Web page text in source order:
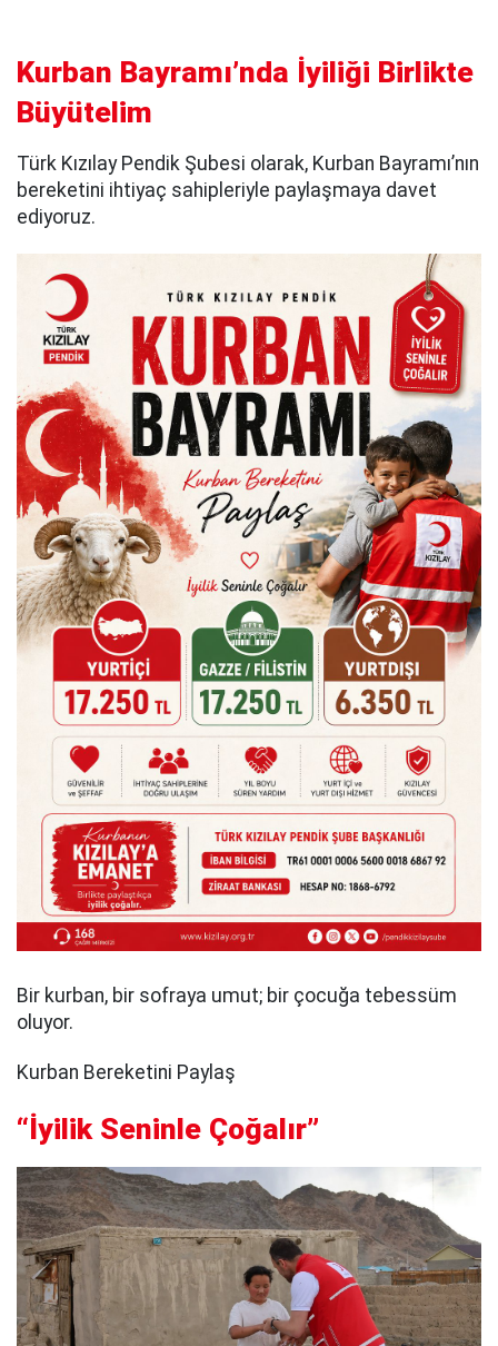
Kurban Bayramı’nda İyiliği Birlikte
Büyütelim
Türk Kızılay Pendik Şubesi olarak, Kurban Bayramı’nın
bereketini ihtiyaç sahipleriyle paylaşmaya davet
ediyoruz.
Bir kurban, bir sofraya umut; bir çocuğa tebessüm
oluyor.
Kurban Bereketini Paylaş
“İyilik Seninle Çoğalır”